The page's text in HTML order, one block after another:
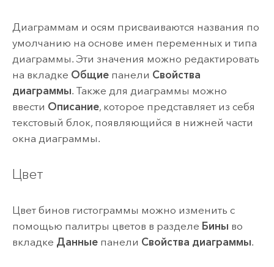
Диаграммам и осям присваиваются названия по
умолчанию на основе имен переменных и типа
диаграммы. Эти значения можно редактировать
на вкладке Общиепанели Свойства
диаграммы. Также для диаграммы можно
ввести Описание, которое представляет из себя
текстовый блок, появляющийся в нижней части
окна диаграммы.
Цвет
Цвет бинов гистограммы можно изменить с
помощью палитры цветов в разделе Бины во
вкладке Данныепанели Свойства диаграммы.